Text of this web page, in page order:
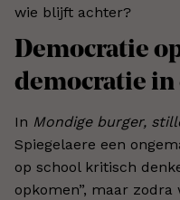
wie blijft achter?
Democratie
democratie in
In Mondige burger,
Spiegelaere een
op school kritisch
opkomen”, maar